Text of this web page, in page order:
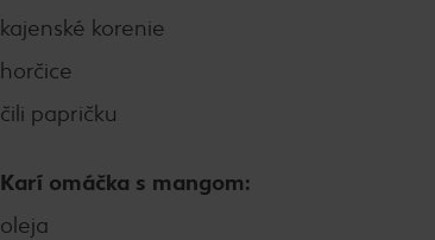
kajenské korenie
horčice
čili papričku
Karí omáčka s mangom:
oleja